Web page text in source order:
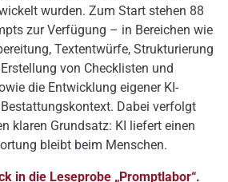
wurden. Zum Start stehen 88
zur Verfügung – in Bereichen wie
Textentwürfe, Strukturierung
von Checklisten und
die Entwicklung eigener KI-
Dabei verfolgt
klaren Grundsatz: KI liefert einen
bleibt beim Menschen.
in die Leseprobe „Promptlabor“.